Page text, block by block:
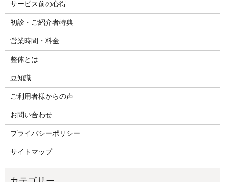
サービス前の心得
初診・ご紹介者特典
営業時間・料金
整体とは
豆知識
ご利用者様からの声
お問い合わせ
プライバシーポリシー
サイトマップ